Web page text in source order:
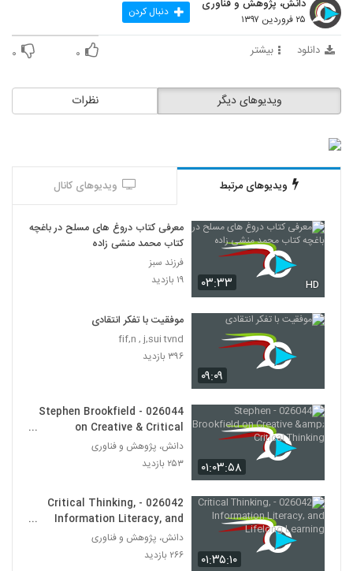
33
030030 - تفکر انتقادی (سری اول)
030031 - تفکر انتقادی (سری اول)
030032 - تفکر انتقادی (سری اول)
38
030033 - تفکر انتقادی (سری اول)
۵۷۳ بازدید
030034 - تفکر انتقادی (سری اول)
۶۷۳ بازدید
40
030035 - تفکر انتقادی (سری اول)
41
030036 - نظریه انتخاب عقلانی
۴۸۵ بازدید
030042 - نظریه دانش
۵۳۳ بازدید
دانش، پژوهش و فناوری
۲۵ فروردین ۱۳۹۷ دنبال کردن
دانلود بیشتر ۰ ۰
نظرات ویدیوهای دیگر
ویدیوهای مرتبط ویدیوهای کانال
۰۳:۳۳ HD
معرفی کتاب دروغ های مسلح در باغچه
کتاب محمد منشی زاده
فرزند سبز
۱۹ بازدید
۰۹:۰۹
موفقیت با تفکر انتقادی
fif,n , j,sui tvnd
۳۹۶ بازدید
۰۱:۰۳:۵۸
026044 - Stephen Brookfield
on Creative & Critical
Thinking
دانش، پژوهش و فناوری
۲۵۳ بازدید
۰۱:۳۵:۱۰
026042 - Critical Thinking,
Information Literacy, and
Lifelong Learning
دانش، پژوهش و فناوری
۲۶۶ بازدید